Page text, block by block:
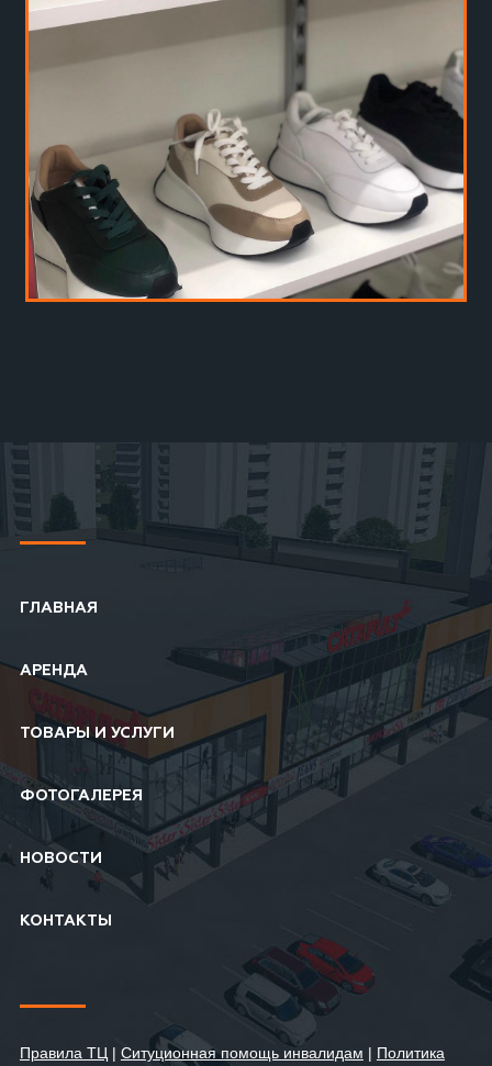
ГЛАВНАЯ
АРЕНДА
ТОВАРЫ И УСЛУГИ
ФОТОГАЛЕРЕЯ
НОВОСТИ
КОНТАКТЫ
Правила ТЦ | Ситуционная помощь инвалидам | Политика